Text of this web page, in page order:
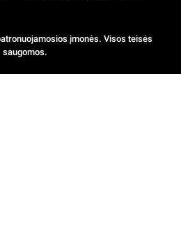
įmonės. Visos teisės
saugomos.